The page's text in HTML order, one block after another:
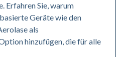
Erfahren Sie, warum
Geräte wie den
als
hinzufügen, die für alle